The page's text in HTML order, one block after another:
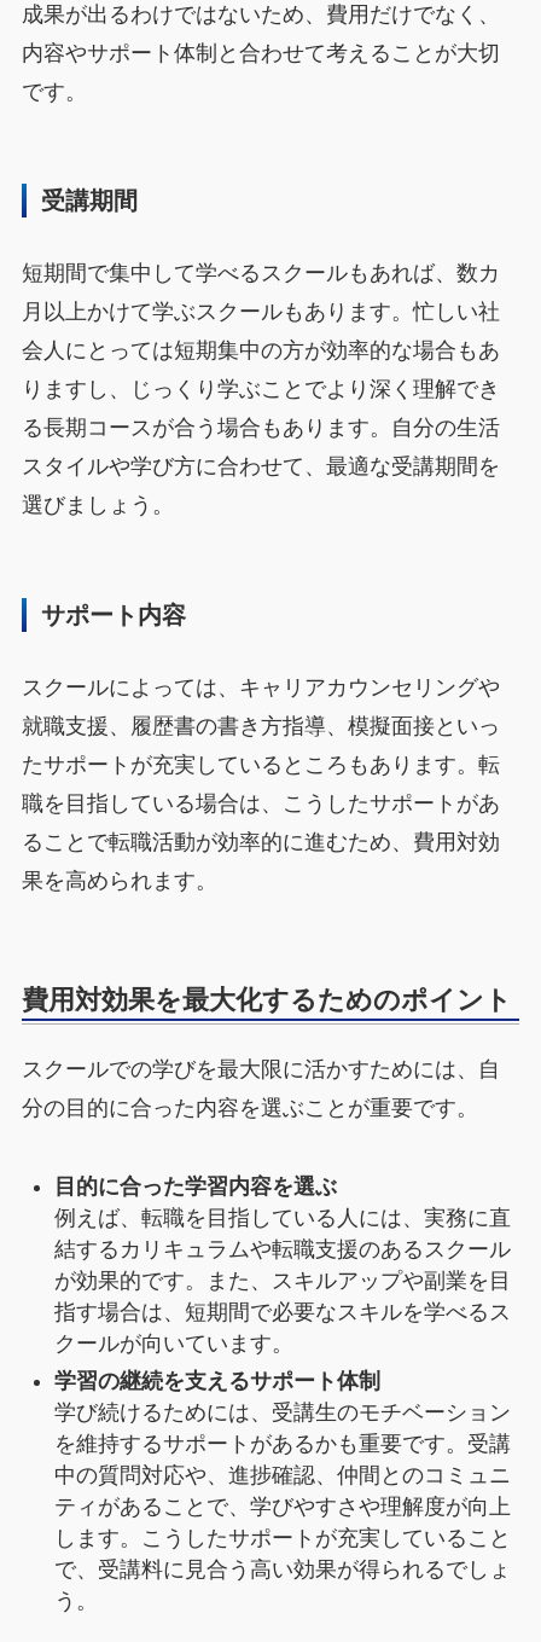
成果が出るわけではないため、費用だけでなく、
内容やサポート体制と合わせて考えることが大切
です。
受講期間
短期間で集中して学べるスクールもあれば、数カ
月以上かけて学ぶスクールもあります。忙しい社
会人にとっては短期集中の方が効率的な場合もあ
りますし、じっくり学ぶことでより深く理解でき
る長期コースが合う場合もあります。自分の生活
スタイルや学び方に合わせて、最適な受講期間を
選びましょう。
サポート内容
スクールによっては、キャリアカウンセリングや
就職支援、履歴書の書き方指導、模擬面接といっ
たサポートが充実しているところもあります。転
職を目指している場合は、こうしたサポートがあ
ることで転職活動が効率的に進むため、費用対効
果を高められます。
費用対効果を最大化するためのポイント
スクールでの学びを最大限に活かすためには、自
分の目的に合った内容を選ぶことが重要です。
目的に合った学習内容を選ぶ
例えば、転職を目指している人には、実務に直
結するカリキュラムや転職支援のあるスクール
が効果的です。また、スキルアップや副業を目
指す場合は、短期間で必要なスキルを学べるス
クールが向いています。
学習の継続を支えるサポート体制
学び続けるためには、受講生のモチベーション
を維持するサポートがあるかも重要です。受講
中の質問対応や、進捗確認、仲間とのコミュニ
ティがあることで、学びやすさや理解度が向上
します。こうしたサポートが充実していること
で、受講料に見合う高い効果が得られるでしょ
う。